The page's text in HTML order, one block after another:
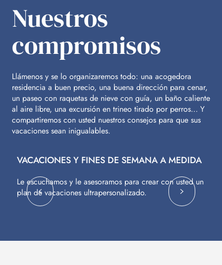
Nuestros
compromisos
Llámenos y se lo organizaremos todo: una acogedora
residencia a buen precio, una buena dirección para cenar,
un paseo con raquetas de nieve con guía, un baño caliente
al aire libre, una excursión en trineo tirado por perros… Y
compartiremos con usted nuestros consejos para que sus
vacaciones sean inigualables.
VACACIONES Y FINES DE SEMANA A MEDIDA
Le escuchamos y le asesoramos para crear con usted un
plan de vacaciones ultrapersonalizado.